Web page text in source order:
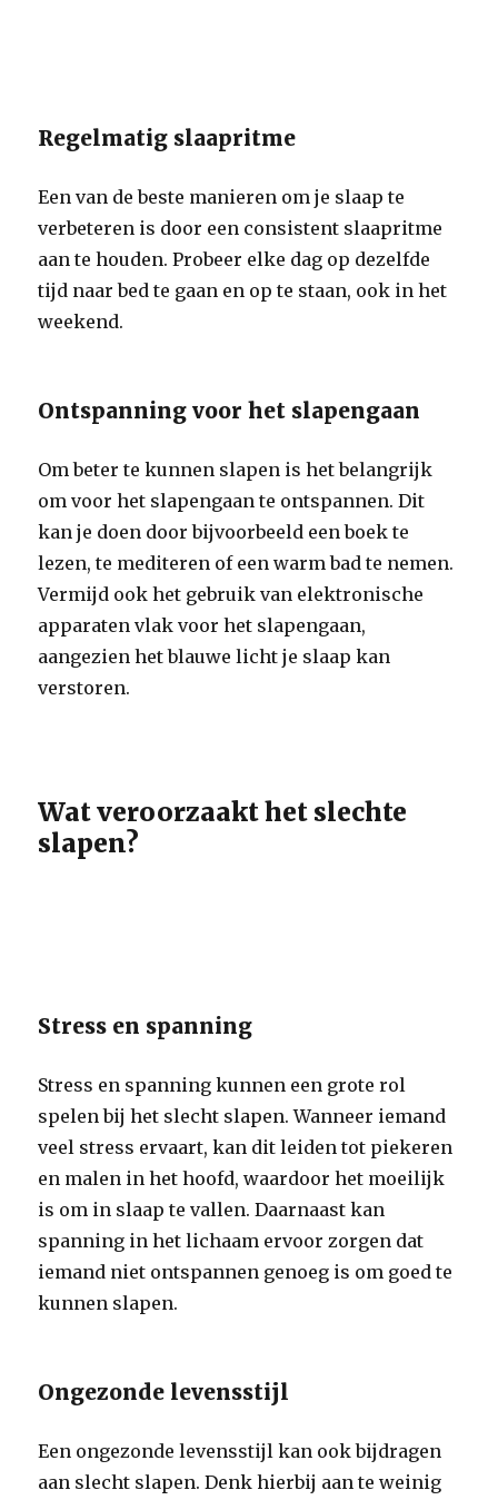
Regelmatig slaapritme
Een van de beste manieren om je slaap te
verbeteren is door een consistent slaapritme
aan te houden. Probeer elke dag op dezelfde
tijd naar bed te gaan en op te staan, ook in het
weekend.
Ontspanning voor het slapengaan
Om beter te kunnen slapen is het belangrijk
om voor het slapengaan te ontspannen. Dit
kan je doen door bijvoorbeeld een boek te
lezen, te mediteren of een warm bad te nemen.
Vermijd ook het gebruik van elektronische
apparaten vlak voor het slapengaan,
aangezien het blauwe licht je slaap kan
verstoren.
Wat veroorzaakt het slechte
slapen?
Stress en spanning
Stress en spanning kunnen een grote rol
spelen bij het slecht slapen. Wanneer iemand
veel stress ervaart, kan dit leiden tot piekeren
en malen in het hoofd, waardoor het moeilijk
is om in slaap te vallen. Daarnaast kan
spanning in het lichaam ervoor zorgen dat
iemand niet ontspannen genoeg is om goed te
kunnen slapen.
Ongezonde levensstijl
Een ongezonde levensstijl kan ook bijdragen
aan slecht slapen. Denk hierbij aan te weinig